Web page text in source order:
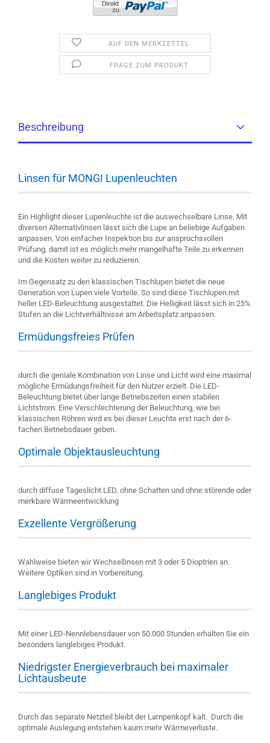
AUF DEN MERKZETTEL
FRAGE ZUM PRODUKT
Beschreibung
Linsen für MONGI Lupenleuchten
Ein Highlight dieser Lupenleuchte ist die auswechselbare Linse. Mit
diversen Alternativlinsen lässt sich die Lupe an beliebige Aufgaben
anpassen. Von einfacher Inspektion bis zur anspruchsvollen
Prüfung, damit ist es möglich mehr mangelhafte Teile zu erkennen
und die Kosten weiter zu reduzieren.
Im Gegensatz zu den klassischen Tischlupen bietet die neue
Generation von Lupen viele Vorteile. So sind diese Tischlupen mit
heller LED-Beleuchtung ausgestattet. Die Helligkeit lässt sich in 25%
Stufen an die Lichtverhältnisse am Arbeitsplatz anpassen.
Ermüdungsfreies Prüfen
durch die geniale Kombination von Linse und Licht wird eine maximal
mögliche Ermüdungsfreiheit für den Nutzer erzielt. Die LED-
Beleuchtung bietet über lange Betriebszeiten einen stabilen
Lichtstrom. Eine Verschlechterung der Beleuchtung, wie bei
klassischen Röhren wird es bei dieser Leuchte erst nach der 6-
fachen Betriebsdauer geben.
Optimale Objektausleuchtung
durch diffuse Tageslicht LED, ohne Schatten und ohne störende oder
merkbare Wärmeentwicklung
Exzellente Vergrößerung
Wahlweise bieten wir Wechsellinsen mit 3 oder 5 Dioptrien an.
Weitere Optiken sind in Vorbereitung.
Langlebiges Produkt
Mit einer LED-Nennlebensdauer von 50.000 Stunden erhalten Sie ein
besonders langlebiges Produkt.
Niedrigster Energieverbrauch bei maximaler
Lichtausbeute
Durch das separate Netzteil bleibt der Lampenkopf kalt. Durch die
optimale Auslegung entstehen kaum mehr Wärmeverluste.